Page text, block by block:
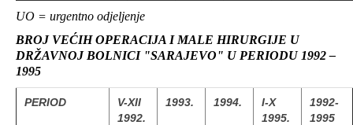
UO = urgentno odjeljenje
BROJ VEĆIH OPERACIJA I MALE HIRURGIJE U
DRŽAVNOJ BOLNICI "SARAJEVO" U PERIODU 1992 –
1995
PERIOD
V-XII
1992.
1993. 1994.
I-X
1995.
1992-
1995